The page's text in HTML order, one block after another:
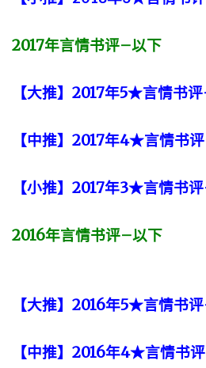
2017年言情书评–以下
【大推】2017年5★言情书
【中推】2017年4★言情书
【小推】2017年3★言情书
2016年言情书评–以下
【大推】2016年5★言情书
【中推】2016年4★言情书